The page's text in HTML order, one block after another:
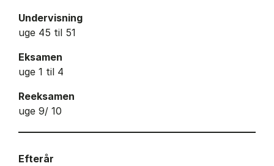
Undervisning
uge 45 til 51
Eksamen
uge 1 til 4
Reeksamen
uge 9/ 10
Efterår